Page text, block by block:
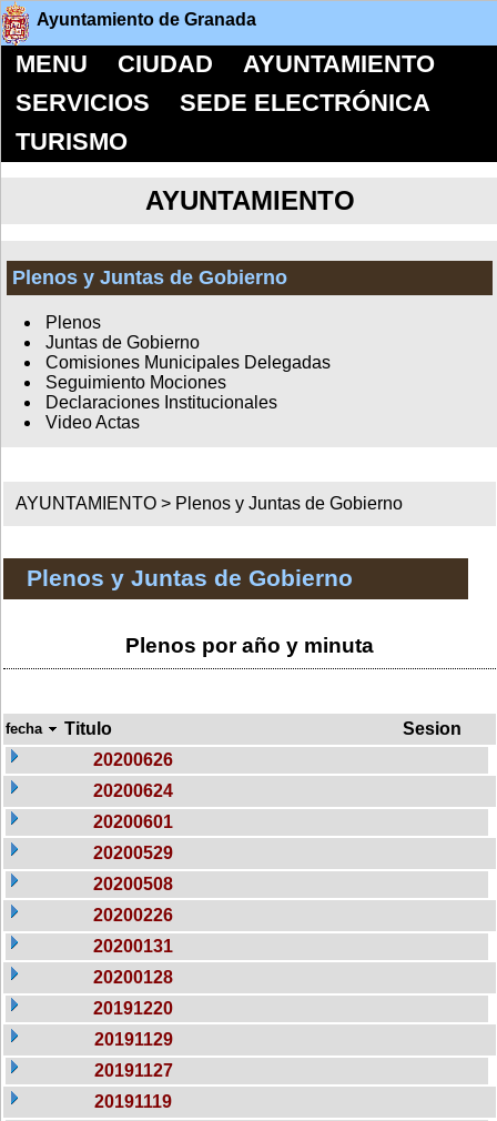
Ayuntamiento de Granada
MENU CIUDAD
AYUNTAMIENTO
SERVICIOS
SEDE ELECTRÓNICA
TURISMO
AYUNTAMIENTO
Plenos y Juntas de Gobierno
Plenos
Juntas de Gobierno
Comisiones Municipales Delegadas
Seguimiento Mociones
Declaraciones Institucionales
Video Actas
AYUNTAMIENTO > Plenos y Juntas de Gobierno
Plenos y Juntas de Gobierno
Plenos por año y minuta
fecha Titulo
Sesion
20200626
20200624
20200601
20200529
20200508
20200226
20200131
20200128
20191220
20191129
20191127
20191119